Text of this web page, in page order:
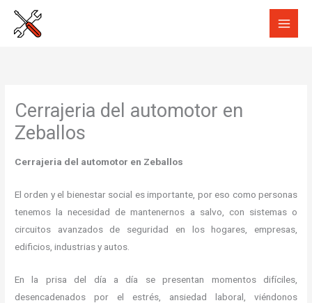
Cerrajeria del automotor en
Zeballos
Cerrajeria del automotor en Zeballos
El orden y el bienestar social es importante, por eso como personas
tenemos la necesidad de mantenernos a salvo, con sistemas o
circuitos avanzados de seguridad en los hogares, empresas,
edificios, industrias y autos.
En la prisa del día a día se presentan momentos difíciles,
desencadenados por el estrés, ansiedad laboral, viéndonos